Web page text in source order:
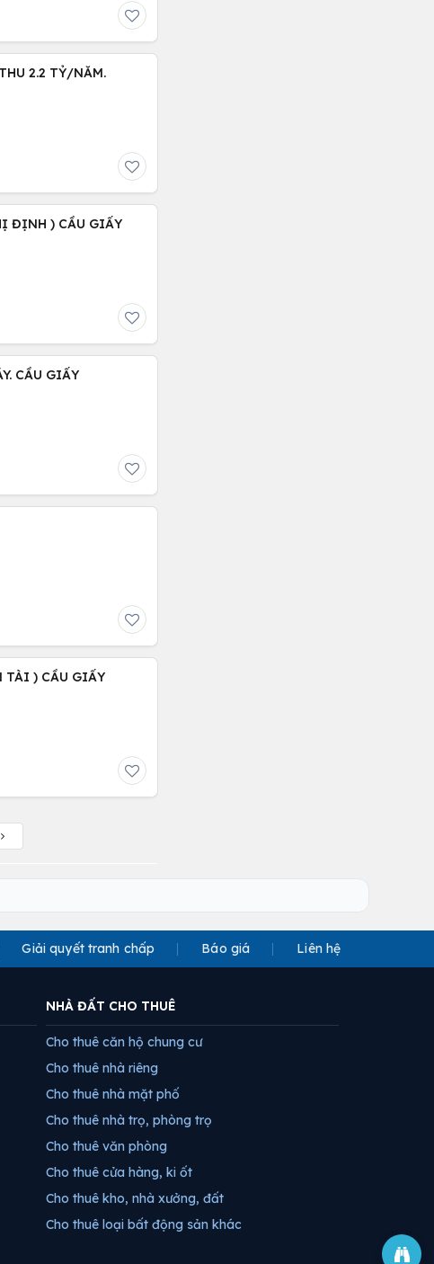
2.2 TỶ/NĂM.
ĐỊNH ) CẦU GIẤY
CẦU GIẤY
TÀI ) CẦU GIẤY
Giải quyết tranh chấp Báo giá Liên hệ
NHÀ ĐẤT CHO THUÊ
Cho thuê căn hộ chung cư
Cho thuê nhà riêng
Cho thuê nhà mặt phố
Cho thuê nhà trọ, phòng trọ
Cho thuê văn phòng
Cho thuê cửa hàng, ki ốt
Cho thuê kho, nhà xưởng, đất
Cho thuê loại bất động sản khác